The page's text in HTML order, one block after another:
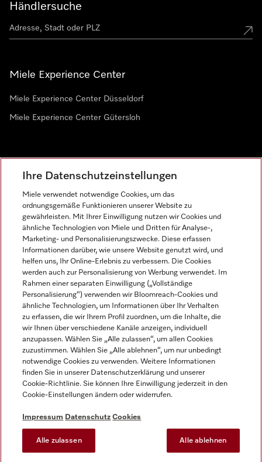
Händlersuche
Miele Experience Center
Miele Experience Center Düsseldorf
Miele Experience Center Gütersloh
AGB
Datenschutz
Nutzungsbedingungen
Barrierefreiheitserklärung
EU-Gesetzen über digitale Dienste
Cookie-Einstellungen
Miele auf Instagram
Miele auf Facebook
Miele auf Youtube
Ihre Datenschutzeinstellungen
Miele verwendet notwendige Cookies, um das
ordnungsgemäße Funktionieren unserer Website zu
gewährleisten. Mit Ihrer Einwilligung nutzen wir Cookies und
ähnliche Technologien von Miele und Dritten für Analyse-,
Marketing- und Personalisierungszwecke. Diese erfassen
Informationen darüber, wie unsere Website genutzt wird, und
helfen uns, Ihr Online-Erlebnis zu verbessern. Die Cookies
werden auch zur Personalisierung von Werbung verwendet. Im
Rahmen einer separaten Einwilligung („Vollständige
Personalisierung“) verwenden wir Bloomreach-Cookies und
ähnliche Technologien, um Informationen über Ihr Verhalten
zu erfassen, die wir Ihrem Profil zuordnen, um die Inhalte, die
wir Ihnen über verschiedene Kanäle anzeigen, individuell
anzupassen. Wählen Sie „Alle zulassen“, um allen Cookies
zuzustimmen. Wählen Sie „Alle ablehnen“, um nur unbedingt
notwendige Cookies zu verwenden. Weitere Informationen
finden Sie in unserer Datenschutzerklärung und unserer
Cookie-Richtlinie. Sie können Ihre Einwilligung jederzeit in den
Cookie-Einstellungen ändern oder widerrufen.
Impressum Datenschutz Cookies
Alle zulassen Alle ablehnen